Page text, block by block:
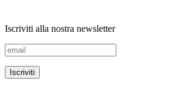
Iscriviti alla nostra newsletter